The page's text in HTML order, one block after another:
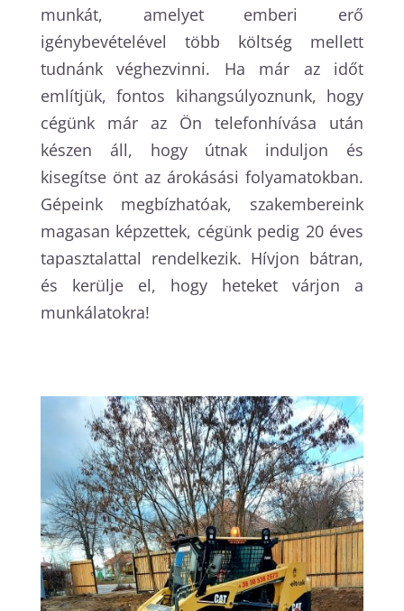
munkát, amelyet emberi erő
igénybevételével több költség mellett
tudnánk véghezvinni. Ha már az időt
említjük, fontos kihangsúlyoznunk, hogy
cégünk már az Ön telefonhívása után
készen áll, hogy útnak induljon és
kisegítse önt az árokásási folyamatokban.
Gépeink megbízhatóak, szakembereink
magasan képzettek, cégünk pedig 20 éves
tapasztalattal rendelkezik. Hívjon bátran,
és kerülje el, hogy heteket várjon a
munkálatokra!